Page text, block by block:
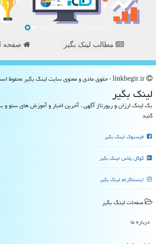
مطالب لینک بگیر صفحه
لینك بگیر
بک لینک ارزان و رپورتاژ آگهی ، آخرین اخبار و آموزش های سئو و
کنید
فیسبوک لینک بگیر
گوگل پلاس لینک بگیر
اینستاگرام لینک بگیر
صفحات لینك بگیر
درباره ما